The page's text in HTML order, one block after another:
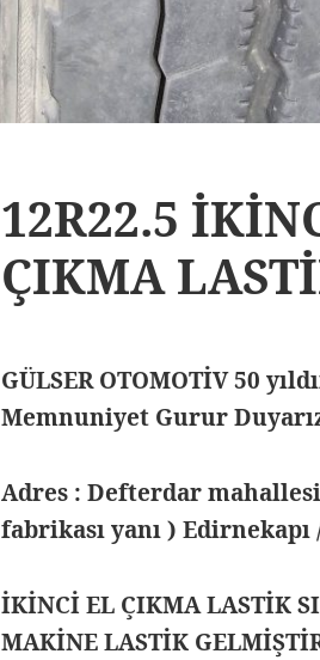
12R22.5
ÇIKMA
GÜLSER OTOMOTİV 50
Memnuniyet Gurur
Adres : Defterdar
fabrikası yanı )
İKİNCİ EL ÇIKMA LASTİK
MAKİNE LASTİK